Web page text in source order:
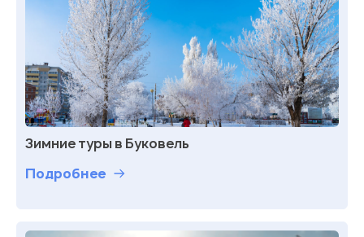
Зимние туры в Буковель
Подробнее